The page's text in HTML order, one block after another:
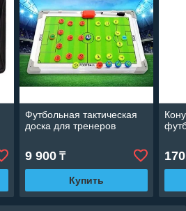
Футбольная тактическая
доска для тренеров
9 900₸
Купить
170